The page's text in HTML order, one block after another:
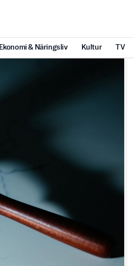
Ekonomi & Näringsliv Kultur TV